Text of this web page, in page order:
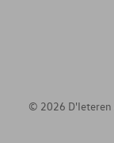
© 2026 D'Ieteren